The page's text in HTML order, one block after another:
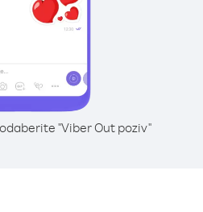
"Viber Out poziv"